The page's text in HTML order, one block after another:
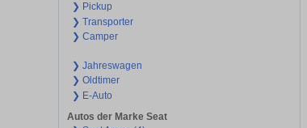
❯ Pickup
❯ Transporter
❯ Camper
❯ Jahreswagen
❯ Oldtimer
❯ E-Auto
Autos der Marke Seat